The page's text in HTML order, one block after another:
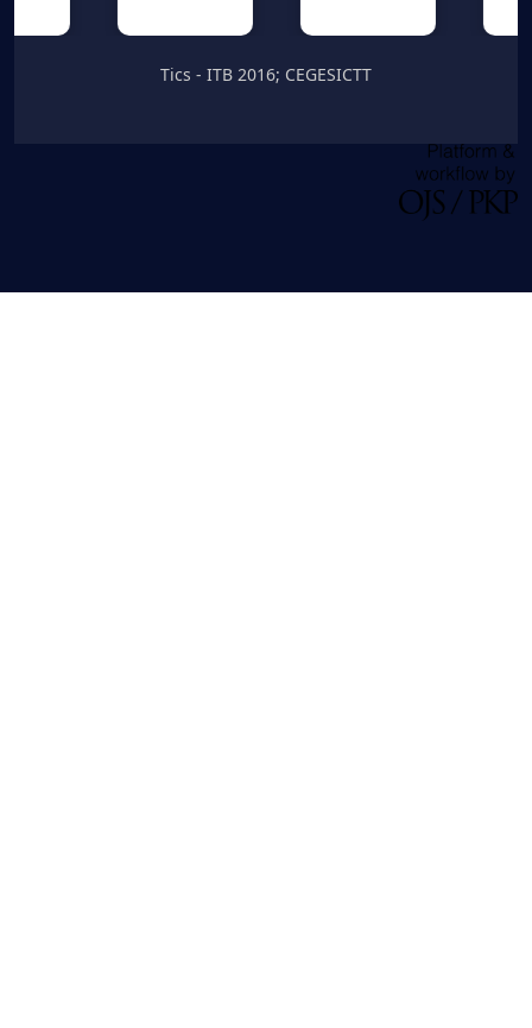
Tics - ITB 2016; CEGESICTT